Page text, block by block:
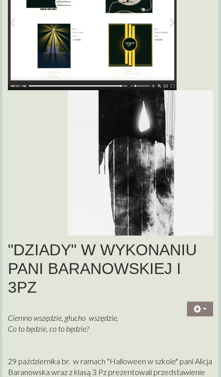
"DZIADY" W WYKONANIU
PANI BARANOWSKIEJ I
3PZ
Ciemno wszędzie, głucho wszędzie,
Co to będzie, co to będzie?
29 października br. w ramach "Halloween w szkole" pani Alicja
Baranowska wraz z klasą 3 Pz prezentowali przedstawienie